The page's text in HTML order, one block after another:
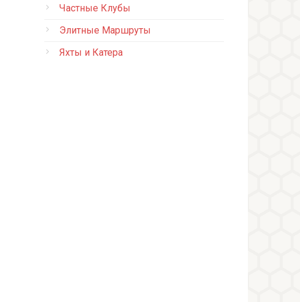
Частные Клубы
Элитные Маршруты
Яхты и Катера